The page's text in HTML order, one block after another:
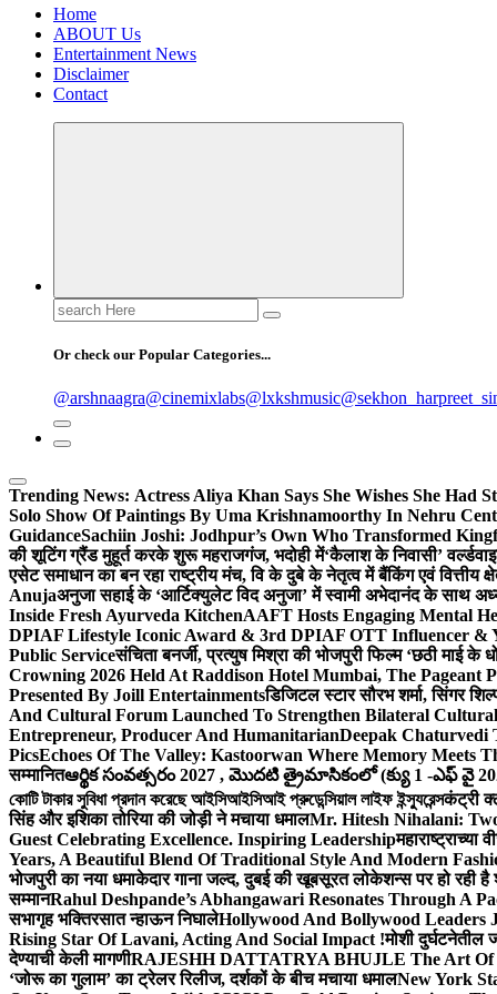
Home
ABOUT Us
Entertainment News
Disclaimer
Contact
Search
for:
Or check our Popular Categories...
@arshnaagra@cinemixlabs@lxkshmusic
Trending News: Actress Aliya Khan Says She Wishes She Had
Solo Show Of Paintings By Uma Krishnamoorthy In Nehru
GuidanceSachiin Joshi: Jodhpur’s Own Who Transformed
की शूटिंग ग्रैंड मुहूर्त करके शुरू महराजगंज, भदोही में‘कैलाश के निवासी’
एसेट समाधान का बन रहा राष्ट्रीय मंच, वि के दुबे के नेतृत्व में बैंकिंग एवं
Anujaअनुजा सहाई के ‘आर्टिक्युलेट विद अनुजा’ में स्वामी अभेदानंद के साथ
Inside Fresh Ayurveda KitchenAAFT Hosts Engaging Mental
DPIAF Lifestyle Iconic Award & 3rd DPIAF OTT Influencer &
Public Serviceसंचिता बनर्जी, प्रत्युष मिश्रा की भोजपुरी फिल्म ‘छठी माई
Crowning 2026 Held At Raddison Hotel Mumbai, The Pageant
Presented By Joill Entertainmentsडिजिटल स्टार सौरभ शर्मा, सिंगर
And Cultural Forum Launched To Strengthen Bilateral
Entrepreneur, Producer And HumanitarianDeepak Chaturvedi
PicsEchoes Of The Valley: Kastoorwan Where Memory Meets
सम्मानितఆర్థిక సంవత్సరం 2027 , మొదటి త్రైమాసికంలో (క్యు 1 -ఎఫ్ వై
কোটি টাকার সুবিধা প্রদান করেছে আইসিআইসিআই প্রুডেন্সিয়াল লাইফ ইন্স্যুরেন্সकंट्री
सिंह और इशिका तोरिया की जोड़ी ने मचाया धमालMr. Hitesh Nihalani:
Guest Celebrating Excellence. Inspiring Leadership
Years, A Beautiful Blend Of Traditional Style And Modern
भोजपुरी का नया धमाकेदार गाना जल्द, दुबई की खूबसूरत लोकेशन्स पर हो रही है
सम्मानRahul Deshpande’s Abhangawari Resonates Through A
सभागृह भक्तिरसात न्हाऊन निघालेHollywood And Bollywood Leaders
Rising Star Of Lavani, Acting And Social Impact !मोशी दुर्घटनेतील
देण्याची केली मागणीRAJESHH DATTATRYA BHUJLE The Art Of
‘जोरू का गुलाम’ का ट्रेलर रिलीज, दर्शकों के बीच मचाया धमालNew York